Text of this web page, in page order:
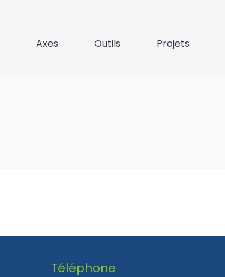
Axes Outils Projets
Téléphone